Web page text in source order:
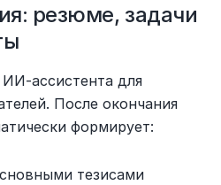
резюме, задачи
ассистента для
После окончания
формирует:
тезисами